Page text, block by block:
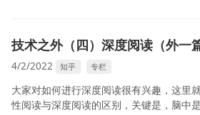
技术之外（四）深度阅读（外一篇
4/2/2022 知乎 专栏
大家对如何进行深度阅读很有兴趣，这里
性阅读与深度阅读的区别，关键是，脑中